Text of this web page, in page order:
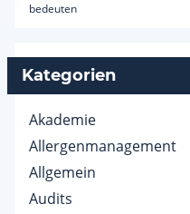
bedeuten
Kategorien
Akademie
Allergenmanagement
Allgemein
Audits